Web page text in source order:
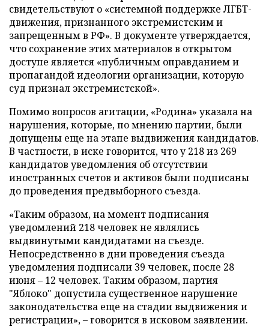
свидетельствуют о «системной поддержке ЛГБТ-
движения, признанного экстремистским и
запрещенным в РФ». В документе утверждается,
что сохранение этих материалов в открытом
доступе является «публичным оправданием и
пропагандой идеологии организации, которую
суд признал экстремистской».
Помимо вопросов агитации, «Родина» указала на
нарушения, которые, по мнению партии, были
допущены еще на этапе выдвижения кандидатов.
В частности, в иске говорится, что у 218 из 269
кандидатов уведомления об отсутствии
иностранных счетов и активов были подписаны
до проведения предвыборного съезда.
«Таким образом, на момент подписания
уведомлений 218 человек не являлись
выдвинутыми кандидатами на съезде.
Непосредственно в дни проведения съезда
уведомления подписали 39 человек, после 28
июня – 12 человек. Таким образом, партия
"Яблоко" допустила существенное нарушение
законодательства еще на стадии выдвижения и
регистрации», – говорится в исковом заявлении.